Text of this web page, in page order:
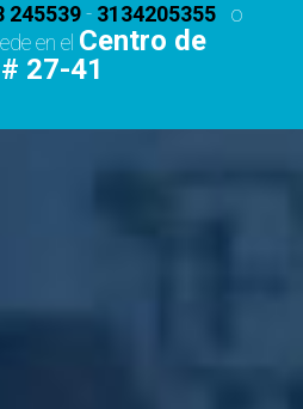
245539- 3134205355 o
en el Centro de
27-41